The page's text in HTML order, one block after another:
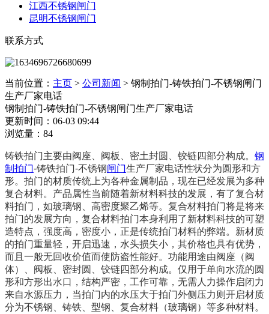
江西不锈钢闸门
昆明不锈钢闸门
联系方式
当前位置： 主页 > 公司新闻 > 钢制拍门-铸铁拍门-不锈钢闸门
生产厂家电话
钢制拍门-铸铁拍门-不锈钢闸门生产厂家电话
更新时间：06-03 09:44
浏览量：84
铸铁拍门主要由阀座、阀板、密土封圆、铰链四部分构成。 钢
制拍门-铸铁拍门-不锈钢闸门生产厂家电话性状分为圆形和方
形。拍门的材质传统上为各种金属制品，现在已经发展为多种
复合材料。产品属性当前随着新材料科技的发展，有了复合材
料拍门，如玻璃钢、高密度聚乙烯等。复合材料拍门将是将来
拍门的发展方向，复合材料拍门本身利用了新材料科技的可塑
造特点，强度高，密度小，正是传统拍门材料的弊端。新材质
的拍门重量轻，开启迅速，水头损失小，其价格也具有优势，
而且一般无回收价值而使防盗性能好。功能用途由阀座（阀
体）、阀板、密封圆、铰链四部分构成。仅用于单向水流的圆
形和方形出水口，结构严密，工作可靠，无需人力操作启闭力
来自水源压力，当拍门内的水压大于拍门外侧压力则开启材质
分为不锈钢、铸铁、型钢、复合材料（玻璃钢）等多种材料。